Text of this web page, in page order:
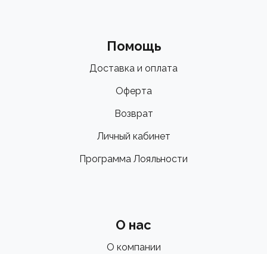
Помощь
Доставка и оплата
Оферта
Возврат
Личный кабинет
Программа Лояльности
О нас
О компании